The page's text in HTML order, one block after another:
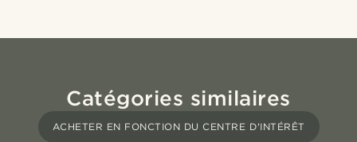
Catégories similaires
ACHETER EN FONCTION DU CENTRE D'INTÉRÊT